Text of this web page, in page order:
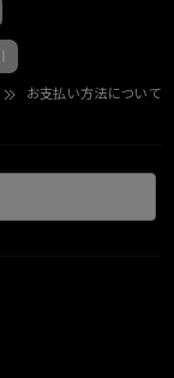
お支払い方法について